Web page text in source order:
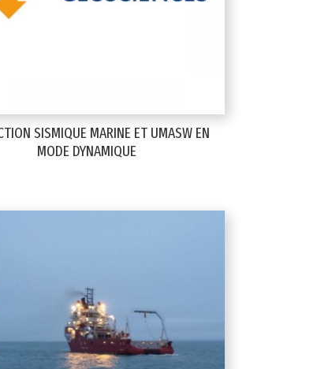
SISMIQUE MARINE ET UMASW EN
MODE DYNAMIQUE